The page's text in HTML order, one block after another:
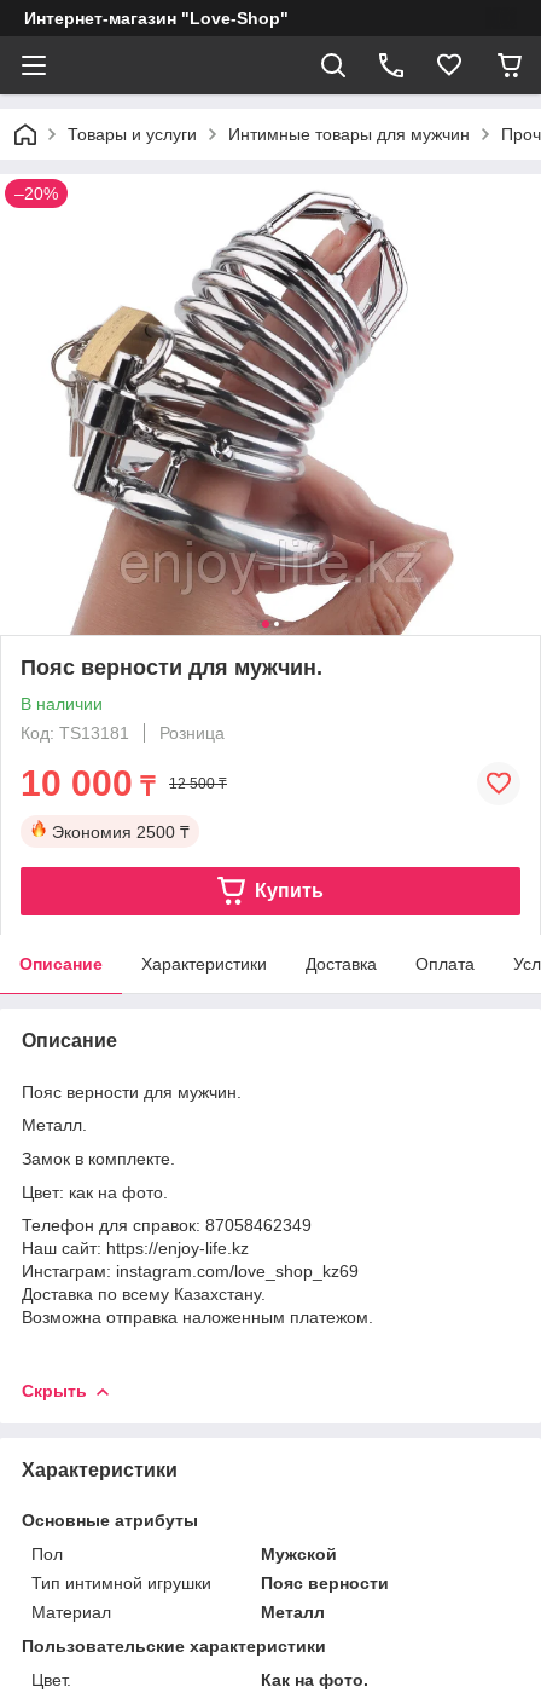
Интернет-магазин "Love-Shop"
Товары и услуги Интимные товары для мужчин
–20%
Пояс верности для мужчин.
В наличии
Код: TS13181
Розница
10 000 ₸ 12 500 ₸
Экономия 2500 ₸
Купить
Описание Характеристики Доставка Оплата
Описание
Пояс верности для мужчин.
Металл.
Замок в комплекте.
Цвет: как на фото.
Телефон для справок: 87058462349
Наш сайт: https://enjoy-life.kz
Инстаграм: instagram.com/love_shop_kz69
Доставка по всему Казахстану.
Возможна отправка наложенным платежом.
Скрыть
Характеристики
Основные атрибуты
Пол
Мужской
Тип интимной игрушки
Пояс верности
Материал
Металл
Пользовательские характеристики
Цвет.
Как на фото.